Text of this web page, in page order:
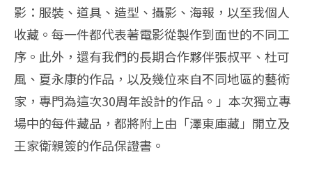
影：服裝、道具、造型、攝影、海報，以至我個人
收藏。每一件都代表著電影從製作到面世的不同工
序。此外，還有我們的長期合作夥伴張叔平、杜可
風、夏永康的作品，以及幾位來自不同地區的藝術
家，專門為這次30周年設計的作品。」本次獨立專
場中的每件藏品，都將附上由「澤東庫藏」開立及
王家衛親簽的作品保證書。